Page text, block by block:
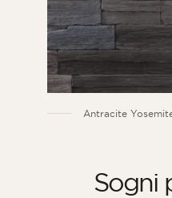
Antracite
Sogni